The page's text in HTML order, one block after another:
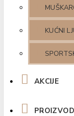
KUĆNI
AKCIJE